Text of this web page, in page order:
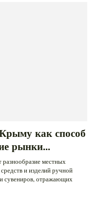
как способ
рынки...
местных
и изделий ручной
сувениров, отражающих